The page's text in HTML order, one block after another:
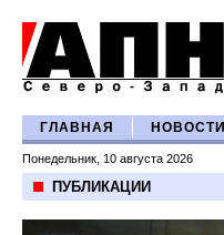
ГЛАВНАЯ НОВОСТИ
Понедельник, 10 августа 2026
ПУБЛИКАЦИИ